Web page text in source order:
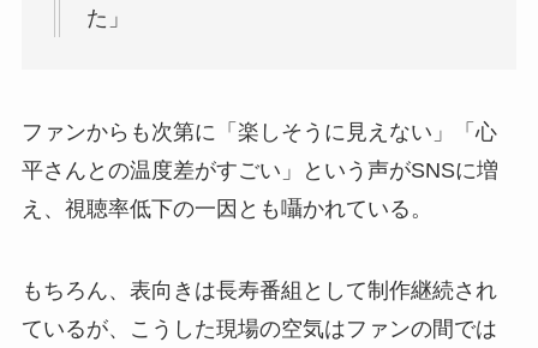
た」
ファンからも次第に「楽しそうに見えない」「心
平さんとの温度差がすごい」という声がSNSに増
え、視聴率低下の一因とも囁かれている。
もちろん、表向きは長寿番組として制作継続され
ているが、こうした現場の空気はファンの間では